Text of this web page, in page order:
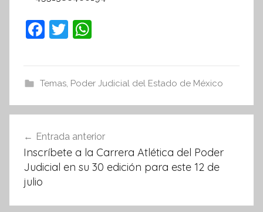
F
e
b
o
k
T
er s
A
p
Temas, Poder Judicial del Estado de México
de
entradas
Entrada anterior
Inscríbete a la Carrera Atlética del Poder
Judicial en su 30 edición para este 12 de
julio